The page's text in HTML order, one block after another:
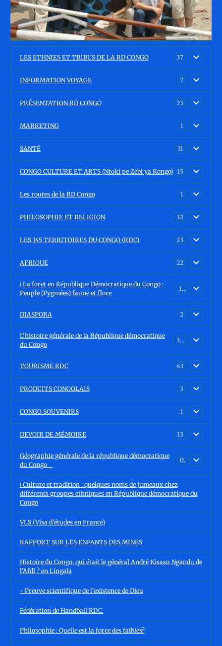
LES ETHNIES ET TRIBUS DE LA RD CONGO 37
INFORMATION VOYAGE 7
PRÉSENTATION RD CONGO 23
MARKETING 1
SANTÉ 31
CONGO CULTURE ET ARTS (Ntoki pe Zebi ya Kongo) 15
Les routes de la RD Congo 1
PHILOSOPHIE ET RELIGION 32
LES 145 TERRITOIRES DU CONGO (RDC) 23
AFRIQUE 22
ℹ️ La foret en République Démocratique du Congo :
Peuple (Pygmées) faune et flore
15
DIASPORA 2
L'histoire générale de la République démocratique
du Congo
30
TOURISME RDC 43
PRODUITS CONGOLAIS 3
CONGO SOUVENIRS 1
DEVOIR DE MÉMOIRE 13
Géographie générale de la république démocratique
du Congo
0
ℹ️ Culture et tradition : quelques noms de jumeaux chez
différents groupes ethniques en République démocratique du
Congo
VLS (Visa d'études en France)
RAPPORT SUR LES ENFANTS DES MINES
Histoire du Congo, qui était le général André Kisasu Ngandu de
l'Afdl ? en Lingala
- Preuve scientifique de l'existence de Dieu
Fédération de Handball RDC.
Philosophie : Quelle est la force des faibles?